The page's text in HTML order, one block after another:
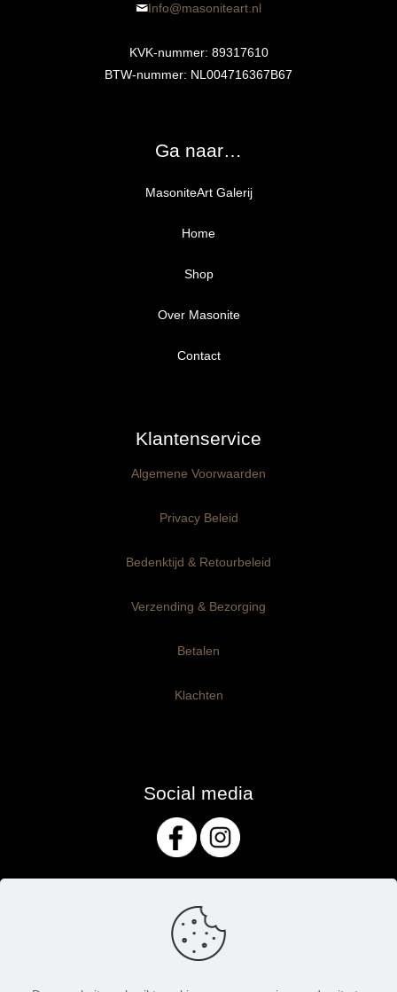
Info@masoniteart.nl
KVK-nummer: 89317610
BTW-nummer: NL004716367B67
Ga naar…
MasoniteArt Galerij
Home
Shop
Alle producten
Proefpakket
3mm dik
6mm dik
Kant-en-Klaar panelen
3mm dik
6mm dik
Ophangklaar panelen
Maatwerk
Over Masonite
Contact
Klantenservice
Algemene Voorwaarden
Privacy Beleid
Bedenktijd & Retourbeleid
Verzending & Bezorging
Betalen
Klachten
Social media